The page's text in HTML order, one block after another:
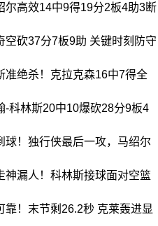
尔高效14中9得19分2板4助3断
空砍37分7板9助 关键时刻防守
准绝杀！克拉克森16中7得全
-科林斯20中10爆砍28分9板4
球！独行侠最后一攻，马绍尔
神漏人！科林斯接球面对空篮
靠！末节剩26.2秒 克莱轰进显